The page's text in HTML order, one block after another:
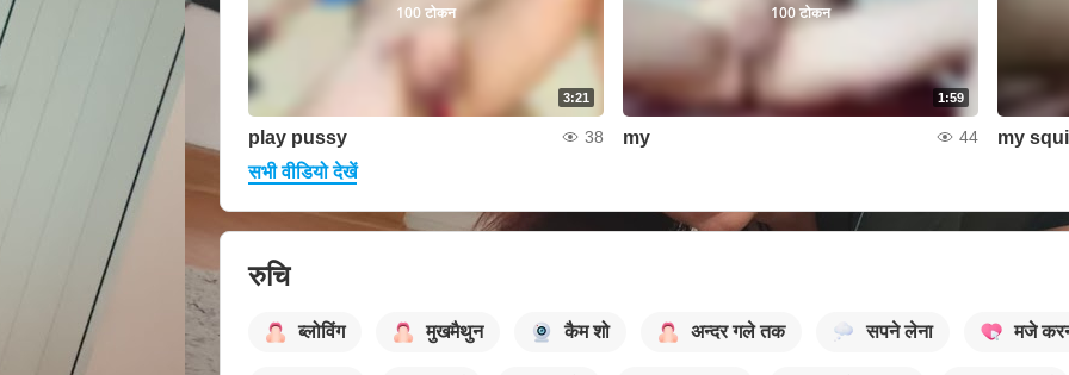
3:21
100 टोकन
play pussy 38
1:59
100 टोकन
my 44
my
सभी वीडियो देखें
रुचि
ब्लोविंग मुखमैथुन कैम शो अन्दर गले तक सपने लेना मजे